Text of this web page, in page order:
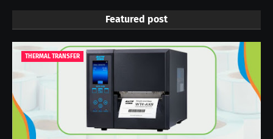
Featured post
THERMAL TRANSFER